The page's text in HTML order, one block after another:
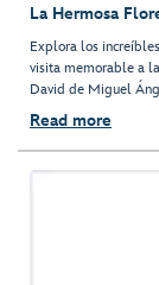
La Hermosa
Explora los
visita memorable a
David de Miguel
Read more